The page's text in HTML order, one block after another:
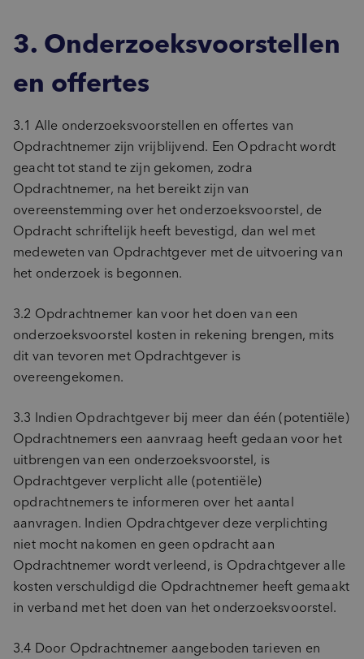
3. Onderzoeksvoorstellen
en offertes
3.1 Alle onderzoeksvoorstellen en offertes van
Opdrachtnemer zijn vrijblijvend. Een Opdracht wordt
geacht tot stand te zijn gekomen, zodra
Opdrachtnemer, na het bereikt zijn van
overeenstemming over het onderzoeksvoorstel, de
Opdracht schriftelijk heeft bevestigd, dan wel met
medeweten van Opdrachtgever met de uitvoering van
het onderzoek is begonnen.
3.2 Opdrachtnemer kan voor het doen van een
onderzoeksvoorstel kosten in rekening brengen, mits
dit van tevoren met Opdrachtgever is
overeengekomen.
3.3 Indien Opdrachtgever bij meer dan één (potentiële)
Opdrachtnemers een aanvraag heeft gedaan voor het
uitbrengen van een onderzoeksvoorstel, is
Opdrachtgever verplicht alle (potentiële)
opdrachtnemers te informeren over het aantal
aanvragen. Indien Opdrachtgever deze verplichting
niet mocht nakomen en geen opdracht aan
Opdrachtnemer wordt verleend, is Opdrachtgever alle
kosten verschuldigd die Opdrachtnemer heeft gemaakt
in verband met het doen van het onderzoeksvoorstel.
3.4 Door Opdrachtnemer aangeboden tarieven en